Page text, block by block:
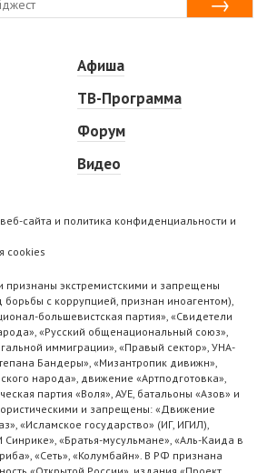
Афиша
ТВ-Программа
Форум
Видео
сайта и политика конфиденциальности и
cookies
признаны экстремистскими и запрещены
с коррупцией, признан иноагентом),
большевистская партия», «Свидетели
«Русский общенациональный союз»,
иммиграции», «Правый сектор», УНА-
Бандеры», «Мизантропик дивижн»,
народа», движение «Артподготовка»,
партия «Воля», АУЕ, батальоны «Азов» и
и запрещены: «Движение
«Исламское государство» (ИГ, ИГИЛ),
«Братья-мусульмане», «Аль-Каида в
«Сеть», «Колумбайн». В РФ признана